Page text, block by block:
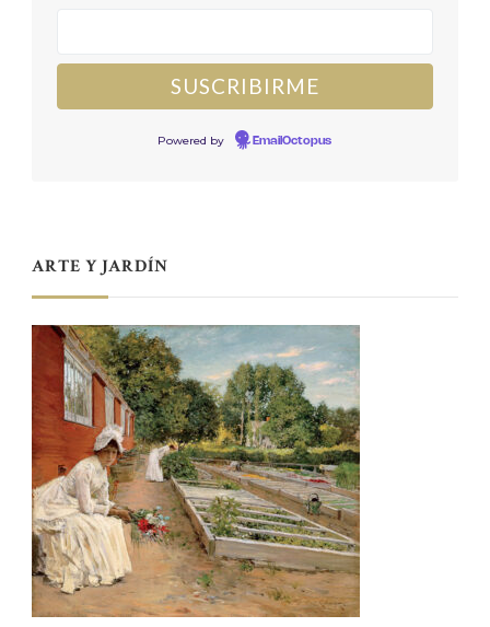
Powered by EmailOctopus
ARTE Y JARDÍN